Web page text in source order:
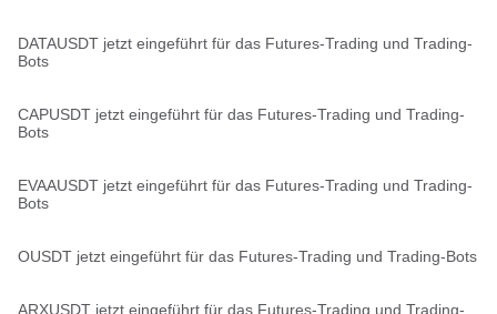
DATAUSDT jetzt eingeführt für das Futures-Trading und Trading-
Bots
CAPUSDT jetzt eingeführt für das Futures-Trading und Trading-
Bots
EVAAUSDT jetzt eingeführt für das Futures-Trading und Trading-
Bots
OUSDT jetzt eingeführt für das Futures-Trading und Trading-Bots
ARXUSDT jetzt eingeführt für das Futures-Trading und Trading-